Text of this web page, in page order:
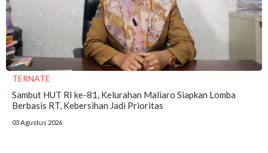
TERNATE
Sambut HUT RI ke-81, Kelurahan Maliaro Siapkan Lomba
Berbasis RT, Kebersihan Jadi Prioritas
03 Agustus 2026